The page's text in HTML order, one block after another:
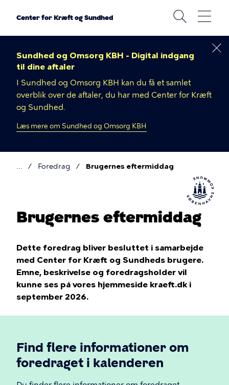
Center for Kræft og Sundhed
Sundhed og Omsorg KBH - Digital indgang
til dine aftaler
I Sundhed og Omsorg KBH kan du få et samlet
overblik over de aftaler, du har med Center for Kræft
og Sundhed.
Læs mere om Sundhed og Omsorg KBH
Foredrag Brugernes eftermiddag
Brugernes eftermiddag
Dette foredrag bliver besluttet i samarbejde
med Center for Kræft og Sundheds brugere.
Emne, beskrivelse og foredragsholder vil
kunne ses på vores hjemmeside kraeft.dk i
september 2026.
Find flere informationer om
foredraget i kalenderen